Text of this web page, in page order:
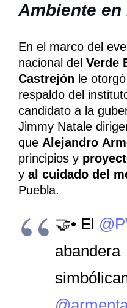
Ambiente en
En el marco del
nacional del Verde
Castrejón le
respaldo del
candidato a la
Jimmy Natale
que Alejandro
principios y
y al cuidado del
Puebla.
🤝• El
abandera